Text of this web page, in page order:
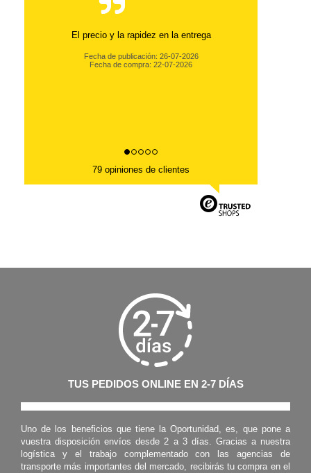
El precio y la rapidez en la entrega
Fecha de publicación: 26-07-2026
Fecha de compra: 22-07-2026
79 opiniones de clientes
TUS PEDIDOS ONLINE EN 2-7 DÍAS
Uno de los beneficios que tiene la Oportunidad, es, que pone a
vuestra disposición envíos desde 2 a 3 días. Gracias a nuestra
logística y el trabajo complementado con las agencias de
transporte más importantes del mercado, recibirás tu compra en el